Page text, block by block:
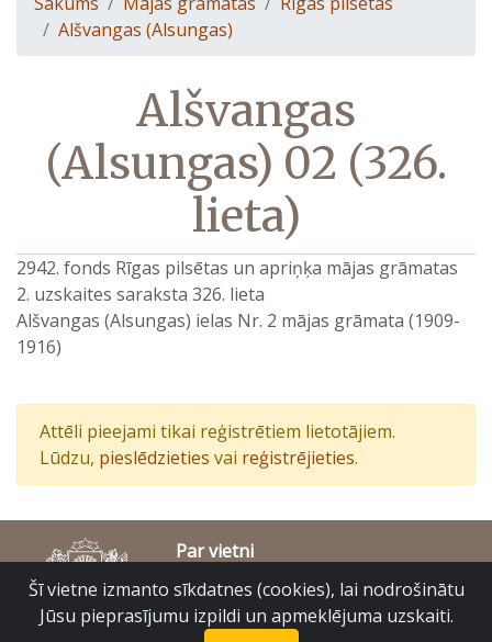
Alšvangas (Alsungas)
Alšvangas
(Alsungas) 02 (326.
lieta)
2942. fonds Rīgas pilsētas un apriņķa mājas grāmatas
2. uzskaites saraksta 326. lieta
Alšvangas (Alsungas) ielas Nr. 2 mājas grāmata (1909-
1916)
Attēli pieejami tikai reģistrētiem lietotājiem.
Lūdzu, pieslēdzieties vai reģistrējieties.
Par vietni
Piekļūstamības paziņojums
© Latvijas Valsts vēstures arhīvs 2007-2026
Slokas iela 16, Rīga, LV – 1048
Šī vietne izmanto sīkdatnes (cookies), lai nodrošinātu
Jūsu pieprasījumu izpildi un apmeklējuma uzskaiti.